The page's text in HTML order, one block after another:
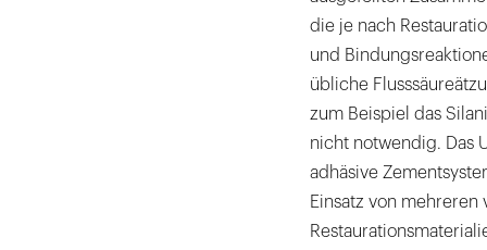
die je nach
und
übliche
zum Beispiel das
nicht notwendig. Das
adhäsive
Einsatz von